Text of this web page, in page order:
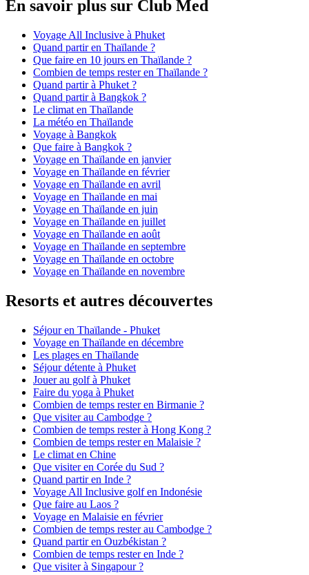
En savoir plus sur Club Med
Voyage All Inclusive à Phuket
Quand partir en Thaïlande ?
Que faire en 10 jours en Thaïlande ?
Combien de temps rester en Thaïlande ?
Quand partir à Phuket ?
Quand partir à Bangkok ?
Le climat en Thaïlande
La météo en Thaïlande
Voyage à Bangkok
Que faire à Bangkok ?
Voyage en Thaïlande en janvier
Voyage en Thaïlande en février
Voyage en Thaïlande en avril
Voyage en Thaïlande en mai
Voyage en Thaïlande en juin
Voyage en Thaïlande en juillet
Voyage en Thaïlande en août
Voyage en Thaïlande en septembre
Voyage en Thaïlande en octobre
Voyage en Thaïlande en novembre
Resorts et autres découvertes
Séjour en Thaïlande - Phuket
Voyage en Thaïlande en décembre
Les plages en Thaïlande
Séjour détente à Phuket
Jouer au golf à Phuket
Faire du yoga à Phuket
Combien de temps rester en Birmanie ?
Que visiter au Cambodge ?
Combien de temps rester à Hong Kong ?
Combien de temps rester en Malaisie ?
Le climat en Chine
Que visiter en Corée du Sud ?
Quand partir en Inde ?
Voyage All Inclusive golf en Indonésie
Que faire au Laos ?
Voyage en Malaisie en février
Combien de temps rester au Cambodge ?
Quand partir en Ouzbékistan ?
Combien de temps rester en Inde ?
Que visiter à Singapour ?